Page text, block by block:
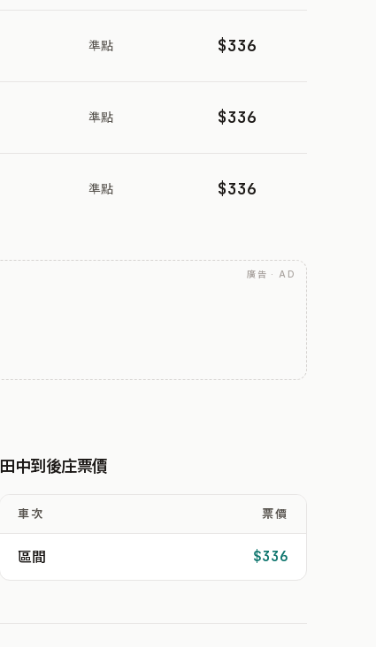
準點 $336
準點 $336
準點 $336
廣告 · AD
田中到後庄票價
車次 票價
區間 $336